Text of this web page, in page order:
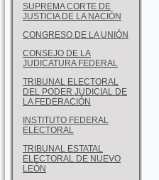
SUPREMA CORTE DE
JUSTICIA DE LA NACIÓN
CONGRESO DE LA UNIÓN
CONSEJO DE LA
JUDICATURA FEDERAL
TRIBUNAL ELECTORAL
DEL PODER JUDICIAL DE
LA FEDERACIÓN
INSTITUTO FEDERAL
ELECTORAL
TRIBUNAL ESTATAL
ELECTORAL DE NUEVO
LEÓN